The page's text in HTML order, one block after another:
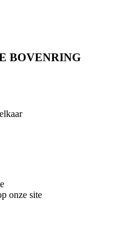
BOVENRING
onze site